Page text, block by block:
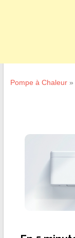
Pompe à Chaleur»